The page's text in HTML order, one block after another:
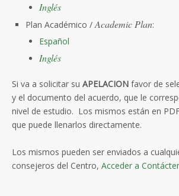
Inglés
Plan Académico /Academic Plan:
Español
Inglés
Si va a solicitar su APELACION favor de
y el documento del acuerdo, que le
nivel de estudio. Los mismos están en
que puede llenarlos directamente.
Los mismos pueden ser enviados a
consejeros del Centro, Acceder a